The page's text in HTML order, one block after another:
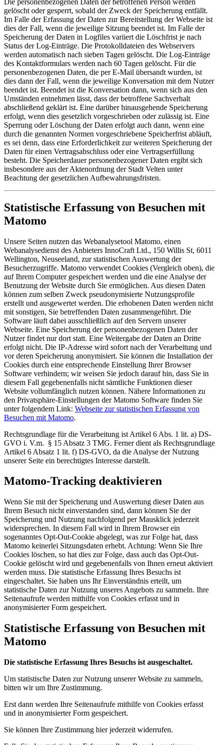
gelöscht oder gesperrt, sobald der Zweck der Speicherung entfällt.
Im Falle der Erfassung der Daten zur Bereitstellung der Webseite ist
dies der Fall, wenn die jeweilige Sitzung beendet ist. Im Falle der
Speicherung der Daten in Logfiles variiert die Löschfrist je nach
Status der Log-Einträge. Die Protokolldateien des Webservers
werden automatisch nach sieben Tagen gelöscht. Die Log-Einträge
des Kontaktformulars werden nach 60 Tagen gelöscht. Für die
personenbezogenen Daten, die per E-Mail übersandt wurden, ist
dies dann der Fall, wenn die jeweilige Konversation mit dem Nutzer
beendet ist. Beendet ist die Konversation dann, wenn sich aus den
Umständen entnehmen lässt, dass der betroffene Sachverhalt
abschließend geklärt ist. Eine darüber hinausgehende Speicherung
erfolgt, wenn dies gesetzlich vorgeschrieben oder zulässig ist. Eine
Sperrung oder Löschung der Daten erfolgt auch dann, wenn eine
durch die genannten Normen vorgeschriebene Speicherfrist abläuft,
es sei denn, dass eine Erforderlichkeit zur weiteren Speicherung der
Daten für einen Vertragsabschluss oder eine Vertragserfüllung
besteht. Die Speicherdauer personenbezogener Daten ergibt sich
insbesondere aus der Aktenordnung der Stadt Velten unter
Beachtung der gesetzlichen Aufbewahrungsfristen.
Statistische Erfassung von Besuchen mit
Matomo
Unsere Seiten nutzen das Webanalysetool Matomo, einen
Webanalysedienst des Anbieters InnoCraft Ltd., 150 Willis St, 6011
Wellington, Neuseeland, zur statistischen Auswertung der
Besucherzugriffe. Matomo verwendet Cookies (Vergleich oben), die
auf Ihrem Computer gespeichert werden und die eine Analyse der
Benutzung der Website durch Sie ermöglichen. Aus diesen Daten
können zum selben Zweck pseudonymisierte Nutzungsprofile
erstellt und ausgewertet werden. Die erhobenen Daten werden nicht
mit sonstigen, Sie betreffenden Daten zusammengeführt. Die
Software läuft dabei ausschließlich auf den Servern unserer
Webseite. Eine Speicherung der personenbezogenen Daten der
Nutzer findet nur dort statt. Eine Weitergabe der Daten an Dritte
erfolgt nicht. Die IP-Adresse wird sofort nach der Verarbeitung und
vor deren Speicherung anonymisiert. Sie können die Installation der
Cookies durch eine entsprechende Einstellung Ihrer Browser
Software verhindern; wir weisen Sie jedoch darauf hin, dass Sie in
diesem Fall gegebenenfalls nicht sämtliche Funktionen dieser
Website vollumfänglich nutzen können. Nähere Informationen zu
den Privatsphäre-Einstellungen der Matomo Software finden Sie
unter folgendem Link: Webseite zur statistischen Erfassung von
Besuchen mit Matomo.
Rechtsgrundlage für die Verarbeitung ist Artikel 6 Abs. 1 lit. a) DS-
GVO i. V.m. § 15 Absatz 3 TMG. Ferner dient als Rechtsgrundlage
Artikel 6 Absatz 1 lit. f) DS-GVO, da die Analyse der Nutzung
unserer Seite ein berechtigtes Interesse darstellt.
Matomo-Tracking deaktivieren
Wenn Sie mit der Speicherung und Auswertung dieser Daten aus
Ihrem Besuch nicht einverstanden sind, dann können Sie der
Speicherung und Nutzung nachfolgend per Mausklick jederzeit
widersprechen. In diesem Fall wird in Ihrem Browser ein
sogenanntes Opt-Out-Cookie abgelegt, was zur Folge hat, dass
Matomo keinerlei Sitzungsdaten erhebt. Achtung: Wenn Sie Ihre
Cookies löschen, so hat dies zur Folge, dass auch das Opt-Out-
Cookie gelöscht wird und gegebenenfalls von Ihnen erneut aktiviert
werden muss. Die statistische Erfassung Ihres Besuchs ist
eingeschaltet. Sie haben uns Ihr Einverständnis erteilt, um
statistische Daten zur Nutzung unseres Angebots zu sammeln. Ihre
Seitenaufrufe werden mithilfe von Cookies erfasst und in
anonymisierter Form gespeichert.
Statistische Erfassung von Besuchen mit
Matomo
Die statistische Erfassung Ihres Besuchs ist ausgeschaltet.
Um statistische Daten zur Nutzung unserer Website zu sammeln,
bitten wir um Ihre Zustimmung.
Erst dann werden Ihre Seitenaufrufe mithilfe von Cookies erfasst
und in anonymisierter Form gespeichert.
Sie können Ihre Zustimmung hier jederzeit widerrufen.